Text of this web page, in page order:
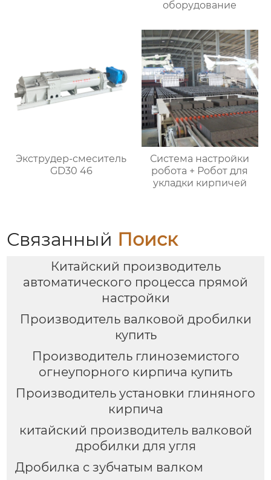
оборудование
Экструдер-смеситель
GD30 46
Система настройки
робота + Робот для
укладки кирпичей
Связанный Поиск
Китайский производитель
автоматического процесса прямой
настройки
Производитель валковой дробилки
купить
Производитель глиноземистого
огнеупорного кирпича купить
Производитель установки глиняного
кирпича
китайский производитель валковой
дробилки для угля
Дробилка с зубчатым валком